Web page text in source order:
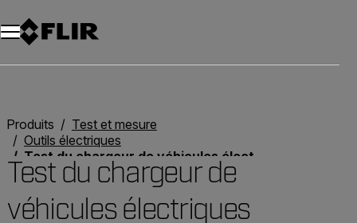
Unread messages
Modèle
Supprimer
articles
article
Ajouter au panier
Ajouté au panier
Produits
Test et mesure
Outils électriques
Test du chargeur de véhicules électriques
Test du chargeur de
véhicules électriques